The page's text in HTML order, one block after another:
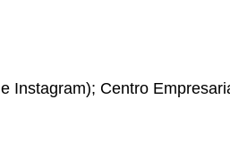
Instagram); Centro